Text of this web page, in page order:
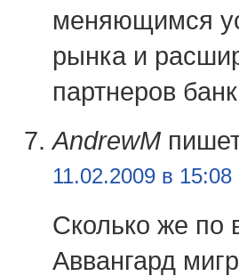
меняющимся
рынка и
партнеров
AndrewM
11.02.2009 в 15:08
Сколько же по
Аввангард